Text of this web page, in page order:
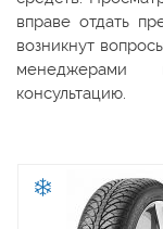
вправе отдать
возникнут
менеджерами
консультацию.